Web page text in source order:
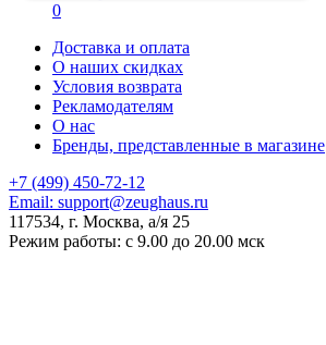
0
Доставка и оплата
О наших скидках
Условия возврата
Рекламодателям
О нас
Бренды, представленные в магазине
+7 (499) 450-72-12
Email: support@zeughaus.ru
117534, г. Москва, а/я 25
Режим работы: с 9.00 до 20.00 мск